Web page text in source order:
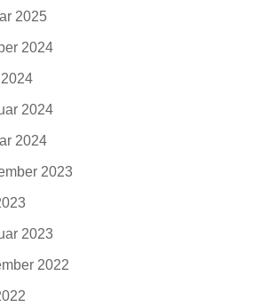
2025
2024
2024
2024
2023
2023
2022